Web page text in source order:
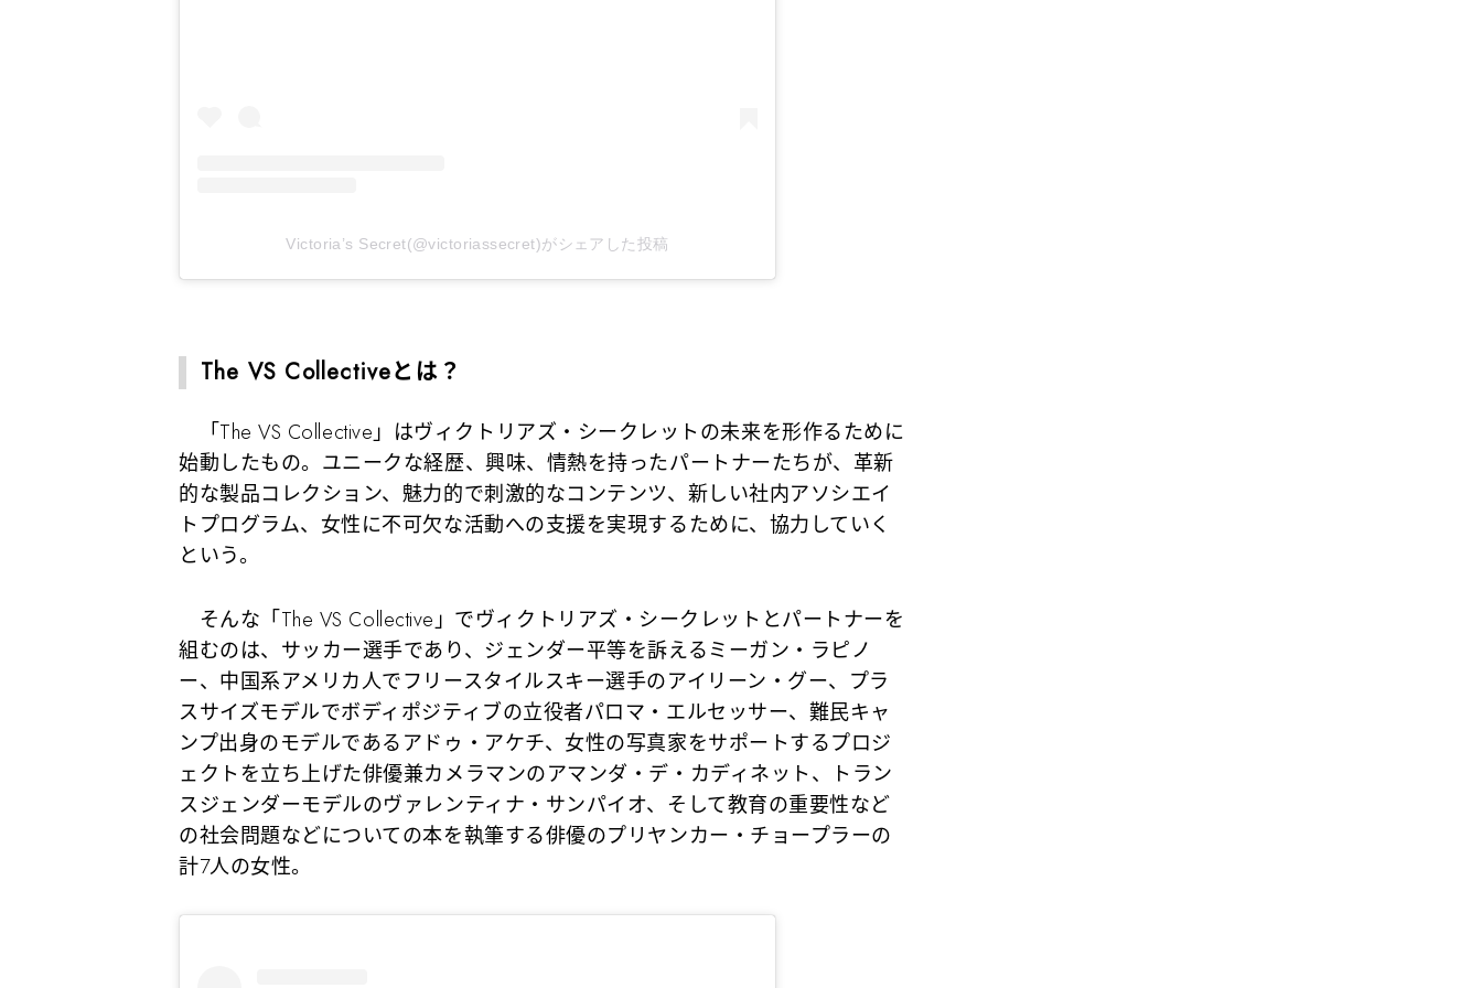
Victoria’s Secret(@victoriassecret)がシェアした投稿
The VS Collectiveとは？
「The VS Collective」はヴィクトリアズ・シークレットの未来を形作るために
始動したもの。ユニークな経歴、興味、情熱を持ったパートナーたちが、革新
的な製品コレクション、魅力的で刺激的なコンテンツ、新しい社内アソシエイ
トプログラム、女性に不可欠な活動への支援を実現するために、協力していく
という。
そんな「The VS Collective」でヴィクトリアズ・シークレットとパートナーを
組むのは、サッカー選手であり、ジェンダー平等を訴えるミーガン・ラピノ
ー、中国系アメリカ人でフリースタイルスキー選手のアイリーン・グー、プラ
スサイズモデルでボディポジティブの立役者パロマ・エルセッサー、難民キャ
ンプ出身のモデルであるアドゥ・アケチ、女性の写真家をサポートするプロジ
ェクトを立ち上げた俳優兼カメラマンのアマンダ・デ・カディネット、トラン
スジェンダーモデルのヴァレンティナ・サンパイオ、そして教育の重要性など
の社会問題などについての本を執筆する俳優のプリヤンカー・チョープラーの
計7人の女性。